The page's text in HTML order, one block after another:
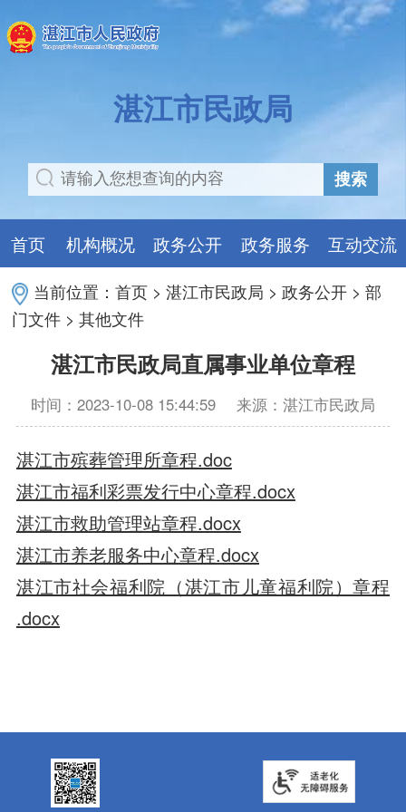
湛江市民政局
搜索
首页 机构概况 政务公开 政务服务 互动交流
当前位置：首页 >湛江市民政局 >政务公开 >部
门文件 >其他文件
湛江市民政局直属事业单位章程
时间：2023-10-08 15:44:59 来源：湛江市民政局
湛江市殡葬管理所章程.doc
湛江市福利彩票发行中心章程.docx
湛江市救助管理站章程.docx
湛江市养老服务中心章程.docx
湛江市社会福利院（湛江市儿童福利院）章程
.docx